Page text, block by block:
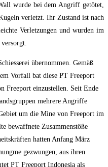
wurde bei dem Angriff getötet,
verletzt. Ihr Zustand ist nach
Verletzungen und wurden im
übernommen. Gemäß
Vorfall bat diese PT Freeport
Freeport einzustellen. Seit Ende
mehrere Angriffe
um die Mine von Freeport im
bewaffnete Zusammenstöße
hatten Anfang März
gezwungen, aus ihren
PT Freeport Indonesia als